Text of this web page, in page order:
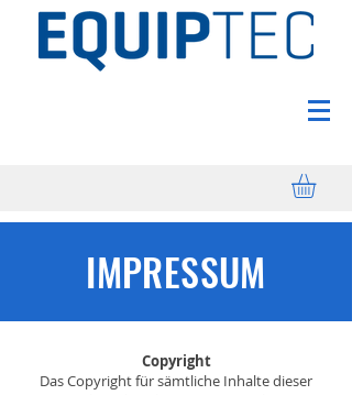
IMPRESSUM
Copyright
Das Copyright für sämtliche Inhalte dieser